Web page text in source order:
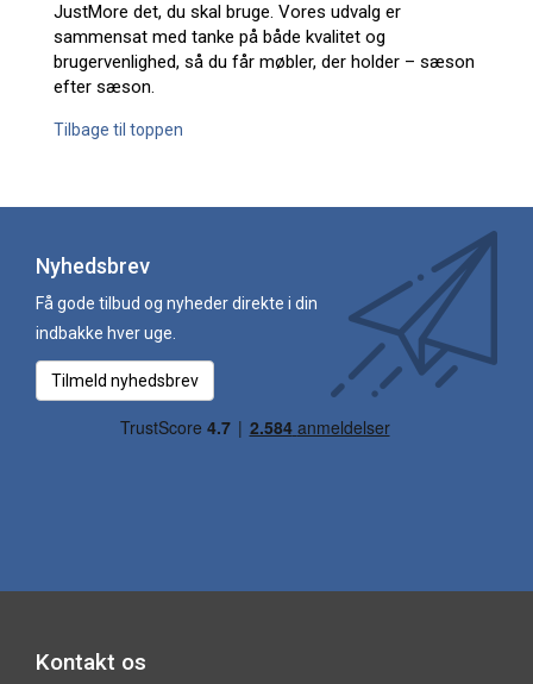
JustMore det, du skal bruge. Vores udvalg er
sammensat med tanke på både kvalitet og
brugervenlighed, så du får møbler, der holder – sæson
efter sæson.
Tilbage til toppen
Nyhedsbrev
Få gode tilbud og nyheder direkte i din
indbakke hver uge.
Tilmeld nyhedsbrev
Kontakt os